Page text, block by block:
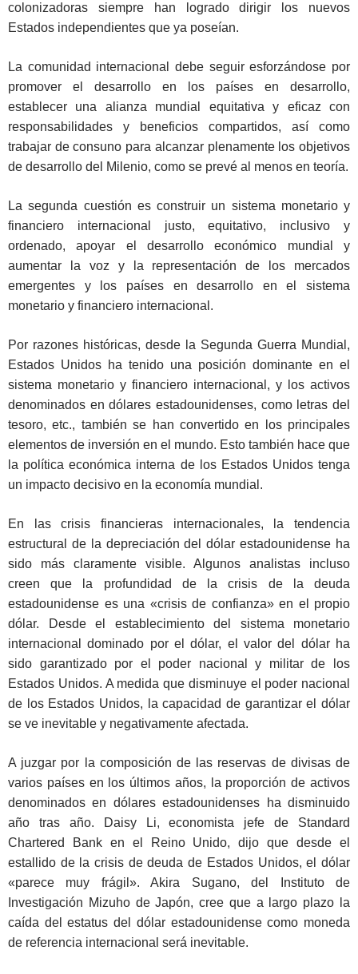
colonizadoras siempre han logrado dirigir los nuevos
Estados independientes que ya poseían.
La comunidad internacional debe seguir esforzándose por
promover el desarrollo en los países en desarrollo,
establecer una alianza mundial equitativa y eficaz con
responsabilidades y beneficios compartidos, así como
trabajar de consuno para alcanzar plenamente los objetivos
de desarrollo del Milenio, como se prevé al menos en teoría.
La segunda cuestión es construir un sistema monetario y
financiero internacional justo, equitativo, inclusivo y
ordenado, apoyar el desarrollo económico mundial y
aumentar la voz y la representación de los mercados
emergentes y los países en desarrollo en el sistema
monetario y financiero internacional.
Por razones históricas, desde la Segunda Guerra Mundial,
Estados Unidos ha tenido una posición dominante en el
sistema monetario y financiero internacional, y los activos
denominados en dólares estadounidenses, como letras del
tesoro, etc., también se han convertido en los principales
elementos de inversión en el mundo. Esto también hace que
la política económica interna de los Estados Unidos tenga
un impacto decisivo en la economía mundial.
En las crisis financieras internacionales, la tendencia
estructural de la depreciación del dólar estadounidense ha
sido más claramente visible. Algunos analistas incluso
creen que la profundidad de la crisis de la deuda
estadounidense es una «crisis de confianza» en el propio
dólar. Desde el establecimiento del sistema monetario
internacional dominado por el dólar, el valor del dólar ha
sido garantizado por el poder nacional y militar de los
Estados Unidos. A medida que disminuye el poder nacional
de los Estados Unidos, la capacidad de garantizar el dólar
se ve inevitable y negativamente afectada.
A juzgar por la composición de las reservas de divisas de
varios países en los últimos años, la proporción de activos
denominados en dólares estadounidenses ha disminuido
año tras año. Daisy Li, economista jefe de Standard
Chartered Bank en el Reino Unido, dijo que desde el
estallido de la crisis de deuda de Estados Unidos, el dólar
«parece muy frágil». Akira Sugano, del Instituto de
Investigación Mizuho de Japón, cree que a largo plazo la
caída del estatus del dólar estadounidense como moneda
de referencia internacional será inevitable.